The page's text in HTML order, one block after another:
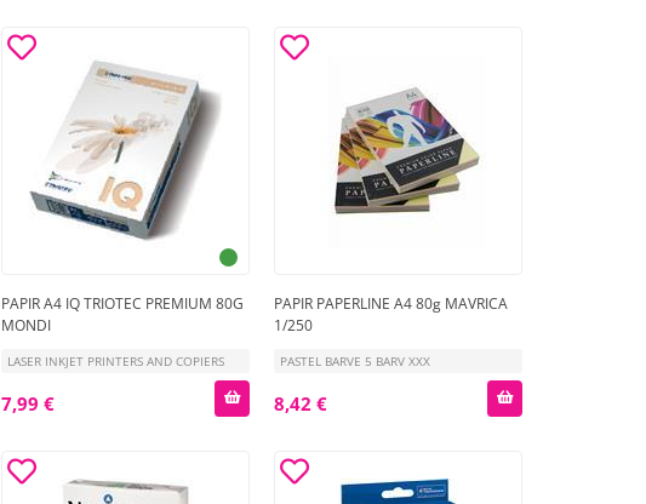
PAPIR A4 IQ TRIOTEC PREMIUM 80G
MONDI
LASER INKJET PRINTERS AND COPIERS
7,99 €
PAPIR PAPERLINE A4 80g MAVRICA
1/250
PASTEL BARVE 5 BARV XXX
8,42 €